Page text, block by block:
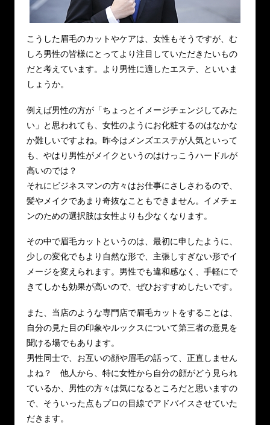
こうした眉毛のカットやケアは、女性もそうですが、む
しろ男性の皆様にとってより注目していただきたいもの
だと考えています。より男性に適したエステ、といいま
しょうか。
例えば男性の方が「ちょっとイメージチェンジしてみた
い」と思われても、女性のようにお化粧するのはなかな
か難しいですよね。昨今はメンズエステが人気といって
も、やはり男性がメイクというのはけっこうハードルが
高いのでは？
それにビジネスマンの方々はお仕事にさしさわるので、
髪やメイクであまり奇抜なこともできません。イメチェ
ンのための選択肢は女性よりも少なくなります。
その中で眉毛カットというのは、最初に申したように、
少しの変化でもより自然な形で、主張しすぎない形でイ
メージを変えられます。男性でも違和感なく、手軽にで
きてしかも効果が高いので、ぜひおすすめしたいです。
また、当店のような専門店で眉毛カットをすることは、
自分の見た目の印象やルックスについて第三者の意見を
聞ける場でもあります。
男性同士で、お互いの顔や眉毛の話って、正直しません
よね？ 他人から、特に女性から自分の顔がどう見られ
ているか、男性の方々は気になるところだと思いますの
で、そういった点もプロの目線でアドバイスさせていた
だきます。